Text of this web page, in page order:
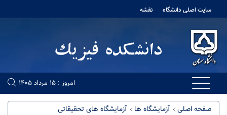
سایت اصلی دانشگاه نقشه
امروز : 15 مرداد 1405
صفحه اصلی آزمایشگاه ها
آزمایشگاه های تحقیقاتی